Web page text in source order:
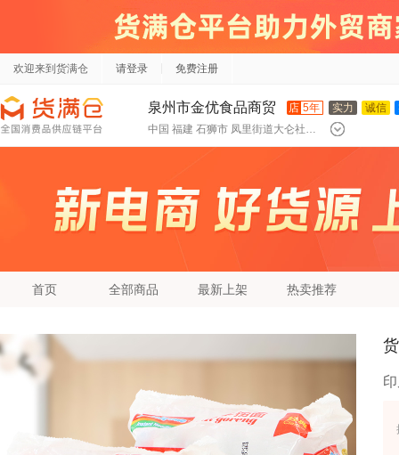
欢迎来到货满仓 请登录 免费注册
泉州市金优食品商贸
有限公司
店 5年 实力 诚信
中国 福建 石狮市 凤里街道大仑社区普闻路192号
首页 全部商品 最新上架 热卖推荐